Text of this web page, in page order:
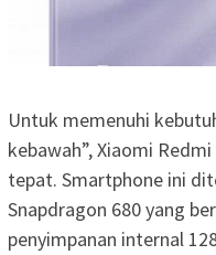
Untuk memenuhi
kebawah”, Xiaomi
tepat. Smartphone ini
Snapdragon 680 yang
penyimpanan internal